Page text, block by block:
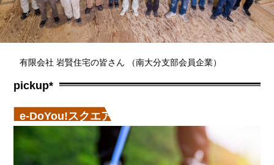
有限会社 岩賢住宅の皆さん （南大分支部会員企業）
pickup*
e-DoYou!スクエア